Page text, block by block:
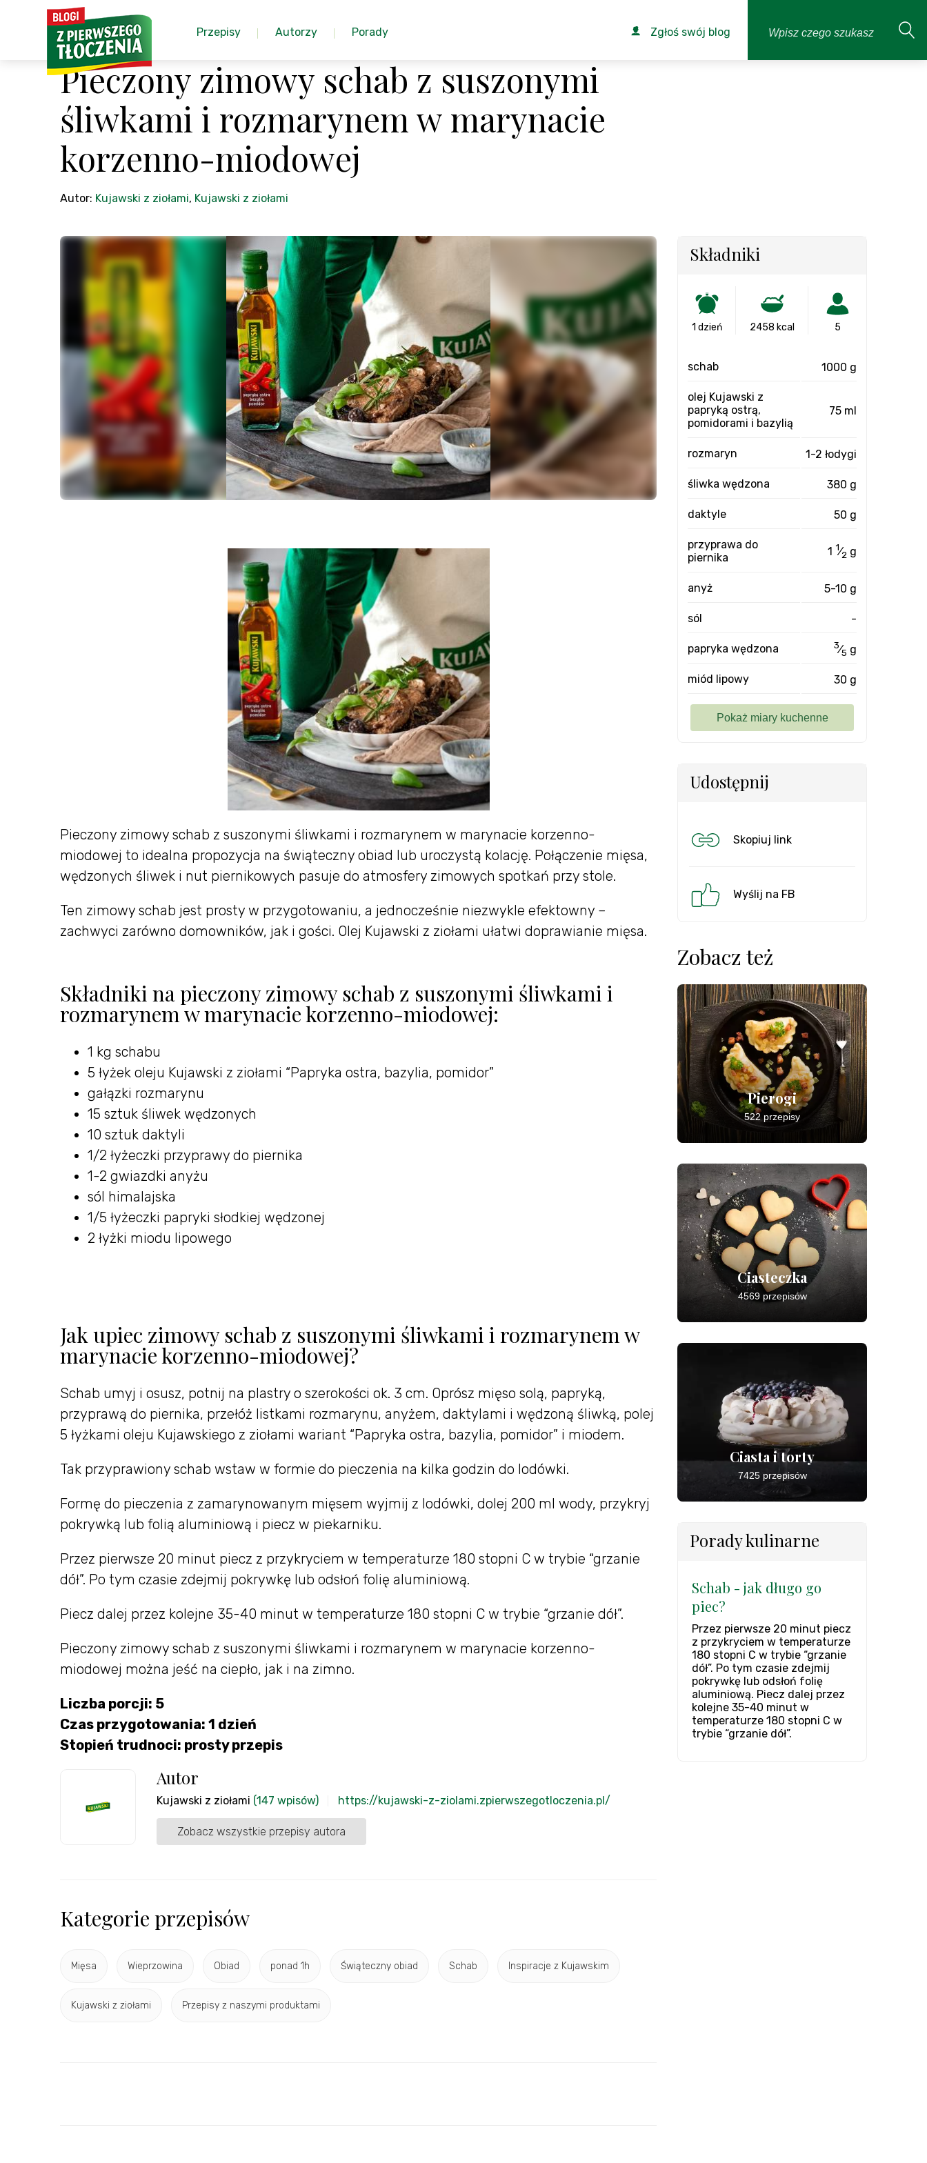
Przepisy Autorzy Porady Zgłoś swój blog
Pieczony zimowy schab z suszonymi
śliwkami i rozmarynem w marynacie
korzenno-miodowej
Autor: Kujawski z ziołami, Kujawski z ziołami
Pieczony zimowy schab z suszonymi śliwkami i rozmarynem w marynacie korzenno-
miodowej to idealna propozycja na świąteczny obiad lub uroczystą kolację. Połączenie mięsa,
wędzonych śliwek i nut piernikowych pasuje do atmosfery zimowych spotkań przy stole.
Ten zimowy schab jest prosty w przygotowaniu, a jednocześnie niezwykle efektowny –
zachwyci zarówno domowników, jak i gości. Olej Kujawski z ziołami ułatwi doprawianie mięsa.
Składniki na pieczony zimowy schab z suszonymi śliwkami i
rozmarynem w marynacie korzenno-miodowej:
1 kg schabu
5 łyżek oleju Kujawski z ziołami “Papryka ostra, bazylia, pomidor”
gałązki rozmarynu
15 sztuk śliwek wędzonych
10 sztuk daktyli
1/2 łyżeczki przyprawy do piernika
1-2 gwiazdki anyżu
sól himalajska
1/5 łyżeczki papryki słodkiej wędzonej
2 łyżki miodu lipowego
Jak upiec zimowy schab z suszonymi śliwkami i rozmarynem w
marynacie korzenno-miodowej?
Schab umyj i osusz, potnij na plastry o szerokości ok. 3 cm. Oprósz mięso solą, papryką,
przyprawą do piernika, przełóż listkami rozmarynu, anyżem, daktylami i wędzoną śliwką, polej
5 łyżkami oleju Kujawskiego z ziołami wariant “Papryka ostra, bazylia, pomidor” i miodem.
Tak przyprawiony schab wstaw w formie do pieczenia na kilka godzin do lodówki.
Formę do pieczenia z zamarynowanym mięsem wyjmij z lodówki, dolej 200 ml wody, przykryj
pokrywką lub folią aluminiową i piecz w piekarniku.
Przez pierwsze 20 minut piecz z przykryciem w temperaturze 180 stopni C w trybie “grzanie
dół”. Po tym czasie zdejmij pokrywkę lub odsłoń folię aluminiową.
Piecz dalej przez kolejne 35-40 minut w temperaturze 180 stopni C w trybie “grzanie dół”.
Pieczony zimowy schab z suszonymi śliwkami i rozmarynem w marynacie korzenno-
miodowej można jeść na ciepło, jak i na zimno.
Liczba porcji: 5
Czas przygotowania: 1 dzień
Stopień trudnoci: prosty przepis
Autor
Kujawski z ziołami (147 wpisów) https://kujawski-z-ziolami.zpierwszegotloczenia.pl/
Zobacz wszystkie przepisy autora
Kategorie przepisów
Mięsa Wieprzowina Obiad ponad 1h Świąteczny obiad Schab Inspiracje z Kujawskim
Kujawski z ziołami Przepisy z naszymi produktami
Składniki
1 dzień 2458 kcal 5
schab 1000 g
olej Kujawski z
papryką ostrą,
pomidorami i bazylią
75 ml
rozmaryn 1-2 łodygi
śliwka wędzona 380 g
daktyle 50 g
przyprawa do
piernika
1 1⁄2 g
anyż 5-10 g
sól -
papryka wędzona 3⁄5 g
miód lipowy 30 g
Udostępnij
Skopiuj link
Wyślij na FB
Zobacz też
Pierogi
522 przepisy
Ciasteczka
4569 przepisów
Ciasta i torty
7425 przepisów
Porady kulinarne
Schab - jak długo go
piec?
Przez pierwsze 20 minut piecz
z przykryciem w temperaturze
180 stopni C w trybie “grzanie
dół”. Po tym czasie zdejmij
pokrywkę lub odsłoń folię
aluminiową. Piecz dalej przez
kolejne 35-40 minut w
temperaturze 180 stopni C w
trybie “grzanie dół”.